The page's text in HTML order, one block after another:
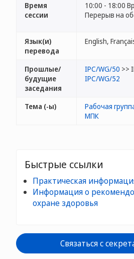
Время
сессии
10:00 - 18:00
Перерыв на
Язык(и)
перевода
English,
Прошлые/
будущие
заседания
IPC/WG/50 >>
IPC/WG/52
Тема (-ы)
Рабочая
МПК
Быстрые ссылки
Практическая
Информация о
охране здоровья
Связаться с